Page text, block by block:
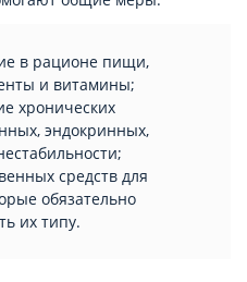
в рационе пищи,
и витамины;
хронических
эндокринных,
средств для
обязательно
их типу.